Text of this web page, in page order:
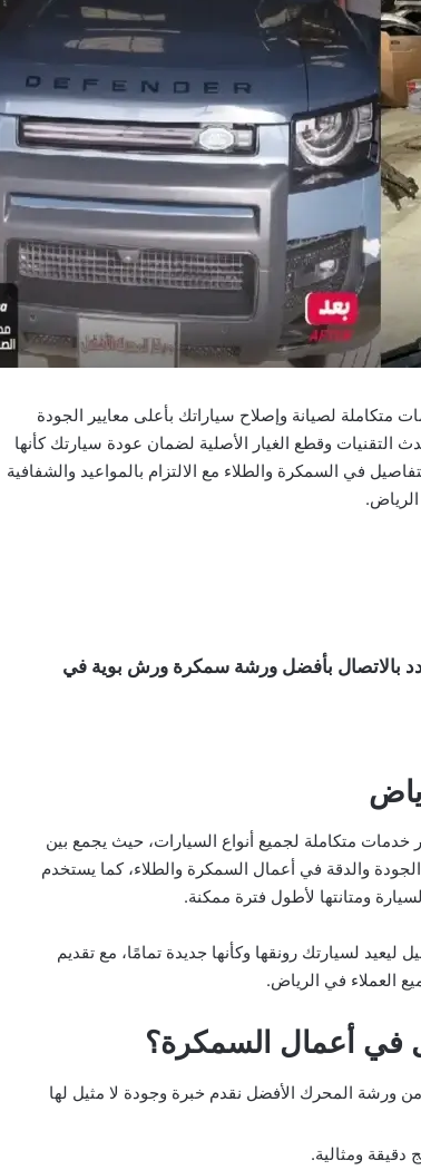
متكاملة لصيانة وإصلاح سياراتك بأعلى معايير الجودة
وقطع الغيار الأصلية لضمان عودة سيارتك كأنها
في السمكرة والطلاء مع الالتزام بالمواعيد والشفافية
بالاتصال بأفضل ورشة سمكرة ورش بوية في
متكاملة لجميع أنواع السيارات، حيث يجمع بين
والدقة في أعمال السمكرة والطلاء، كما يستخدم
ومتانتها لأطول فترة ممكنة.
لسيارتك رونقها وكأنها جديدة تمامًا، مع تقديم
العملاء في الرياض.
في أعمال السمكرة؟
من ورشة المحرك الأفضل نقدم خبرة وجودة لا مثيل لها
ومثالية.